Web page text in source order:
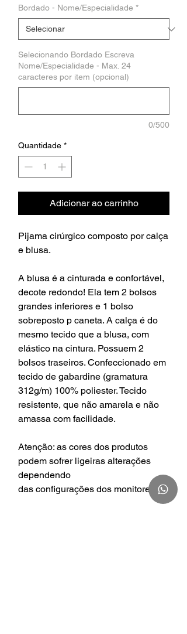
Bordado - Nome/Especialidade *
Selecionando Bordado Escreva
Nome/Especialidade - Max. 24
caracteres por item (opcional)
0/500
Quantidade *
Adicionar ao carrinho
Pijama cirúrgico composto por calça
e blusa.
A blusa é a cinturada e confortável,
decote redondo! Ela tem 2 bolsos
grandes inferiores e 1 bolso
sobreposto p caneta. A calça é do
mesmo tecido que a blusa, com
elástico na cintura. Possuem 2
bolsos traseiros. Confeccionado em
tecido de gabardine (gramatura
312g/m) 100% poliester. Tecido
resistente, que não amarela e não
amassa com facilidade.
Atenção: as cores dos produtos
podem sofrer ligeiras alterações
dependendo
das configurações dos monitores.